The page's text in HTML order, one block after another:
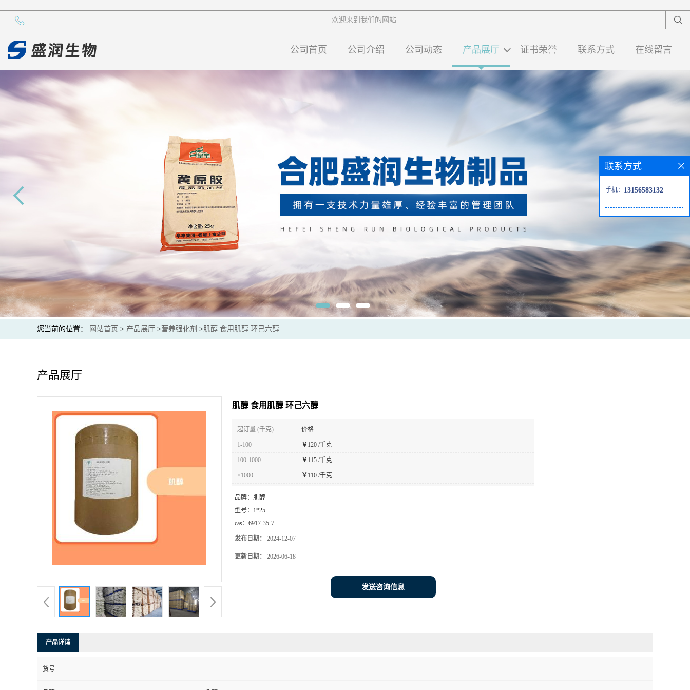
欢迎来到我们的网站
公司首页 公司介绍 公司动态 产品展厅 证书荣誉 联系方式 在线留言
您当前的位置： 网站首页 > 产品展厅 >营养强化剂 >肌醇 食用肌醇 环己六醇
产品展厅
肌醇 食用肌醇 环己六醇
起订量 (千克) 价格
1-100 ￥120 /千克
100-1000 ￥115 /千克
≥1000 ￥110 /千克
品牌：
肌醇
型号： 1*25
cas： 6917-35-7
发布日期： 2024-12-07
更新日期： 2026-06-18
发送咨询信息
产品详请
货号
联系方式
手机： 13156583132